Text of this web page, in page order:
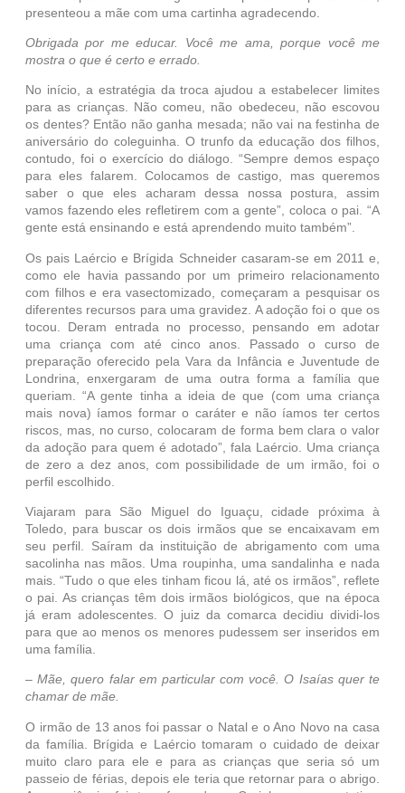
presenteou a mãe com uma cartinha agradecendo.
Obrigada por me educar. Você me ama, porque você me
mostra o que é certo e errado.
No início, a estratégia da troca ajudou a estabelecer limites
para as crianças. Não comeu, não obedeceu, não escovou
os dentes? Então não ganha mesada; não vai na festinha de
aniversário do coleguinha. O trunfo da educação dos filhos,
contudo, foi o exercício do diálogo. “Sempre demos espaço
para eles falarem. Colocamos de castigo, mas queremos
saber o que eles acharam dessa nossa postura, assim
vamos fazendo eles refletirem com a gente”, coloca o pai. “A
gente está ensinando e está aprendendo muito também”.
Os pais Laércio e Brígida Schneider casaram-se em 2011 e,
como ele havia passando por um primeiro relacionamento
com filhos e era vasectomizado, começaram a pesquisar os
diferentes recursos para uma gravidez. A adoção foi o que os
tocou. Deram entrada no processo, pensando em adotar
uma criança com até cinco anos. Passado o curso de
preparação oferecido pela Vara da Infância e Juventude de
Londrina, enxergaram de uma outra forma a família que
queriam. “A gente tinha a ideia de que (com uma criança
mais nova) íamos formar o caráter e não íamos ter certos
riscos, mas, no curso, colocaram de forma bem clara o valor
da adoção para quem é adotado”, fala Laércio. Uma criança
de zero a dez anos, com possibilidade de um irmão, foi o
perfil escolhido.
Viajaram para São Miguel do Iguaçu, cidade próxima à
Toledo, para buscar os dois irmãos que se encaixavam em
seu perfil. Saíram da instituição de abrigamento com uma
sacolinha nas mãos. Uma roupinha, uma sandalinha e nada
mais. “Tudo o que eles tinham ficou lá, até os irmãos”, reflete
o pai. As crianças têm dois irmãos biológicos, que na época
já eram adolescentes. O juiz da comarca decidiu dividi-los
para que ao menos os menores pudessem ser inseridos em
uma família.
– Mãe, quero falar em particular com você. O Isaías quer te
chamar de mãe.
O irmão de 13 anos foi passar o Natal e o Ano Novo na casa
da família. Brígida e Laércio tomaram o cuidado de deixar
muito claro para ele e para as crianças que seria só um
passeio de férias, depois ele teria que retornar para o abrigo.